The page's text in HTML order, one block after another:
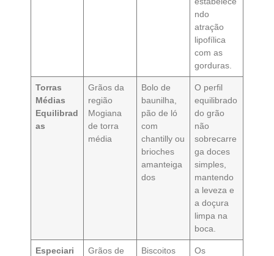
ndo
atração
lipofílica
com as
gorduras.
Torras
Médias
Equilibrad
as
Grãos da
região
Mogiana
de torra
média
Bolo de
baunilha,
pão de ló
com
chantilly ou
brioches
amanteiga
dos
O perfil
equilibrado
do grão
não
sobrecarre
ga doces
simples,
mantendo
a leveza e
a doçura
limpa na
boca.
Especiari
Grãos de
Biscoitos
Os